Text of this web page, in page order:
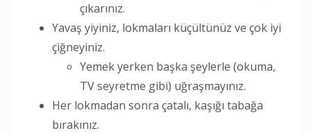
çıkarınız.
Yavaş yiyiniz, lokmaları küçültünüz ve çok iyi
çiğneyiniz.
Yemek yerken başka şeylerle (okuma,
TV seyretme gibi) uğraşmayınız.
Her lokmadan sonra çatalı, kaşığı tabağa
bırakınız.